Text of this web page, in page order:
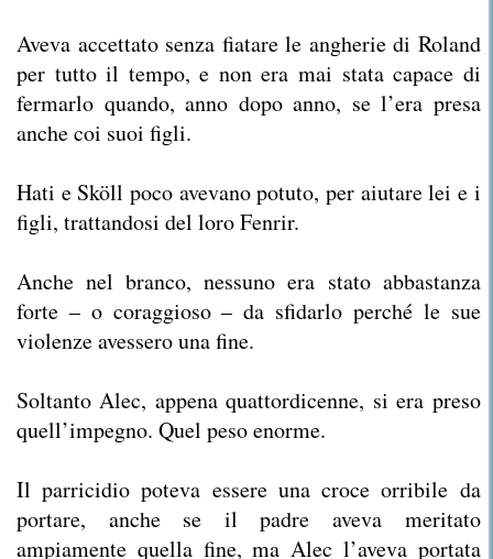
Aveva accettato senza fiatare le angherie di Roland
per tutto il tempo, e non era mai stata capace di
fermarlo quando, anno dopo anno, se l’era presa
anche coi suoi figli.
Hati e Sköll poco avevano potuto, per aiutare lei e i
figli, trattandosi del loro Fenrir.
Anche nel branco, nessuno era stato abbastanza
forte – o coraggioso – da sfidarlo perché le sue
violenze avessero una fine.
Soltanto Alec, appena quattordicenne, si era preso
quell’impegno. Quel peso enorme.
Il parricidio poteva essere una croce orribile da
portare, anche se il padre aveva meritato
ampiamente quella fine, ma Alec l’aveva portata